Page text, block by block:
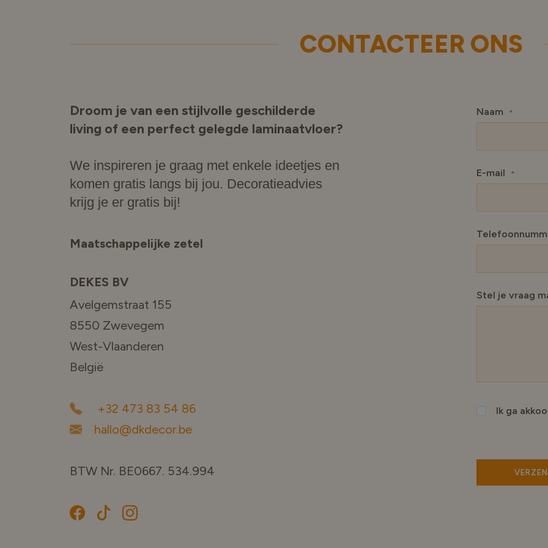
CONTACTEER ONS
Droom je van een stijlvolle geschilderde
living of een perfect gelegde laminaatvloer?
We inspireren je graag met enkele ideetjes en
komen gratis langs bij jou. Decoratieadvies
krijg je er gratis bij!
Maatschappelijke zetel
DEKES BV
Avelgemstraat 155
8550 Zwevegem
West-Vlaanderen
België
+32 473 83 54 86
hallo@dkdecor.be
BTW Nr. BE0667. 534.994
Naam *
E-mail *
Stel je vraag
Ik ga